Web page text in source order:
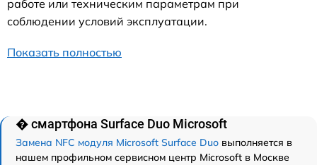
работе или техническим параметрам при
соблюдении условий эксплуатации.
Показать полностью
� смартфона Surface Duo Microsoft
Замена NFC модуля Microsoft Surface Duo выполняется в
нашем профильном сервисном центр Microsoft в Москве